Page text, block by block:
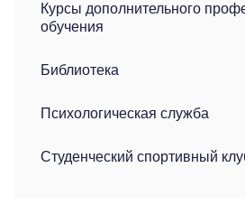
Курсы дополнительного
обучения
Библиотека
Психологическая служба
Студенческий спортивный